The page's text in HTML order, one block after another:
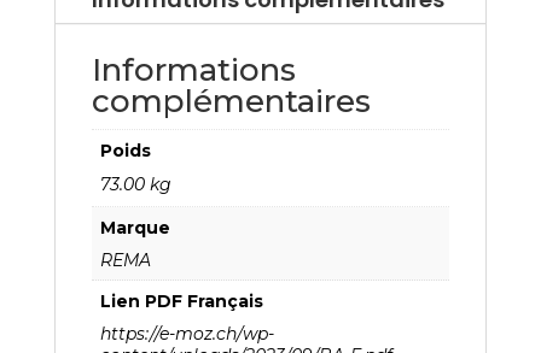
Informations
complémentaires
Poids
73.00 kg
Marque
REMA
Lien PDF Français
https://e-moz.ch/wp-